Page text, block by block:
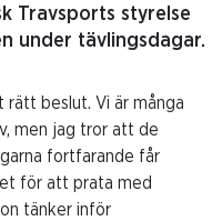
Travsports styrelse
under tävlingsdagar.
rätt beslut. Vi är många
men jag tror att de
fortfarande får
för att prata med
tänker inför